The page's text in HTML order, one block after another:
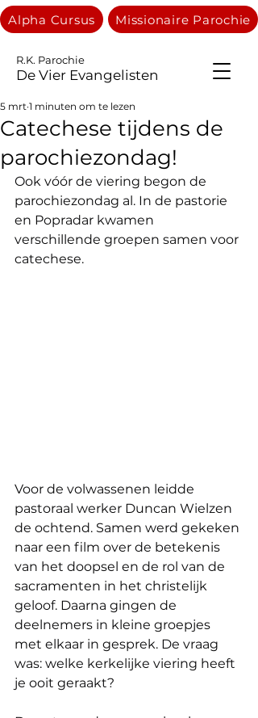
R.K. Parochie
De Vier Evangelisten
Alpha Cursus Missionaire Parochie
Catechese tijdens de
parochiezondag!
5 mrt 1 minuten om te lezen
Ook vóór de viering begon de
parochiezondag al. In de pastorie
en Popradar kwamen
verschillende groepen samen voor
catechese.
Voor de volwassenen leidde
pastoraal werker Duncan Wielzen
de ochtend. Samen werd gekeken
naar een film over de betekenis
van het doopsel en de rol van de
sacramenten in het christelijk
geloof. Daarna gingen de
deelnemers in kleine groepjes
met elkaar in gesprek. De vraag
was: welke kerkelijke viering heeft
je ooit geraakt?